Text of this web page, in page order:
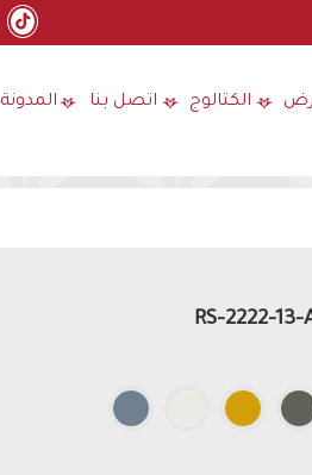
الكتالوج اتصل بنا المدونة